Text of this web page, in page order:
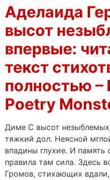
Аделаида
высот
впервые:
текст
полностью –
Poetry
Диме С высот
тяжкий дол. Неясной
впадины глухие. И память
правила там сила. Здесь
Громов, стихающих